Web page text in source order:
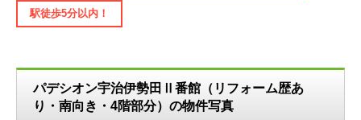
駅徒歩5分以内！
パデシオン宇治伊勢田Ⅱ番館（リフォーム歴あ
り・南向き・4階部分）の物件写真